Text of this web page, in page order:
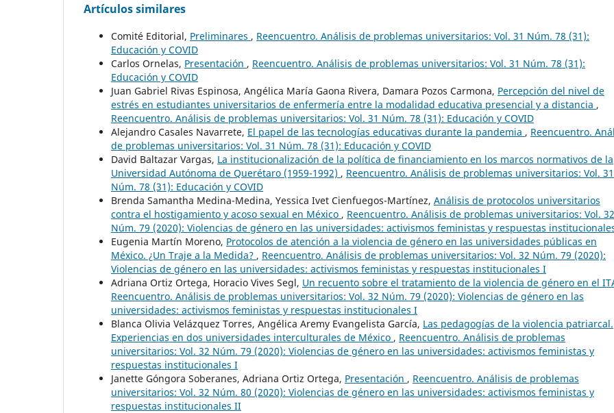
Artículos similares
Comité Editorial, Preliminares , Reencuentro. Análisis de problemas universitarios: Vol. 31 Núm. 78 (31):
Educación y COVID
Carlos Ornelas, Presentación , Reencuentro. Análisis de problemas universitarios: Vol. 31 Núm. 78 (31):
Educación y COVID
Juan Gabriel Rivas Espinosa, Angélica María Gaona Rivera, Damara Pozos Carmona, Percepción del nivel de
estrés en estudiantes universitarios de enfermería entre la modalidad educativa presencial y a distancia ,
Reencuentro. Análisis de problemas universitarios: Vol. 31 Núm. 78 (31): Educación y COVID
Alejandro Casales Navarrete, El papel de las tecnologías educativas durante la pandemia , Reencuentro.
de problemas universitarios: Vol. 31 Núm. 78 (31): Educación y COVID
David Baltazar Vargas, La institucionalización de la política de financiamiento en los marcos normativos de la
Universidad Autónoma de Querétaro (1959-1992) , Reencuentro. Análisis de problemas universitarios: Vol. 31
Núm. 78 (31): Educación y COVID
Brenda Samantha Medina-Medina, Yessica Ivet Cienfuegos-Martínez, Análisis de protocolos universitarios
contra el hostigamiento y acoso sexual en México , Reencuentro. Análisis de problemas universitarios: Vol. 32
Núm. 79 (2020): Violencias de género en las universidades: activismos feministas y respuestas
Eugenia Martín Moreno, Protocolos de atención a la violencia de género en las universidades públicas en
México. ¿Un Traje a la Medida? , Reencuentro. Análisis de problemas universitarios: Vol. 32 Núm. 79 (2020):
Violencias de género en las universidades: activismos feministas y respuestas institucionales I
Adriana Ortiz Ortega, Horacio Vives Segl, Un recuento sobre el tratamiento de la violencia de género en el
Reencuentro. Análisis de problemas universitarios: Vol. 32 Núm. 79 (2020): Violencias de género en las
universidades: activismos feministas y respuestas institucionales I
Blanca Olivia Velázquez Torres, Angélica Aremy Evangelista García, Las pedagogías de la violencia patriarcal.
Experiencias en dos universidades interculturales de México , Reencuentro. Análisis de problemas
universitarios: Vol. 32 Núm. 79 (2020): Violencias de género en las universidades: activismos feministas y
respuestas institucionales I
Janette Góngora Soberanes, Adriana Ortiz Ortega, Presentación , Reencuentro. Análisis de problemas
universitarios: Vol. 32 Núm. 80 (2020): Violencias de género en las universidades: activismos feministas y
respuestas institucionales II